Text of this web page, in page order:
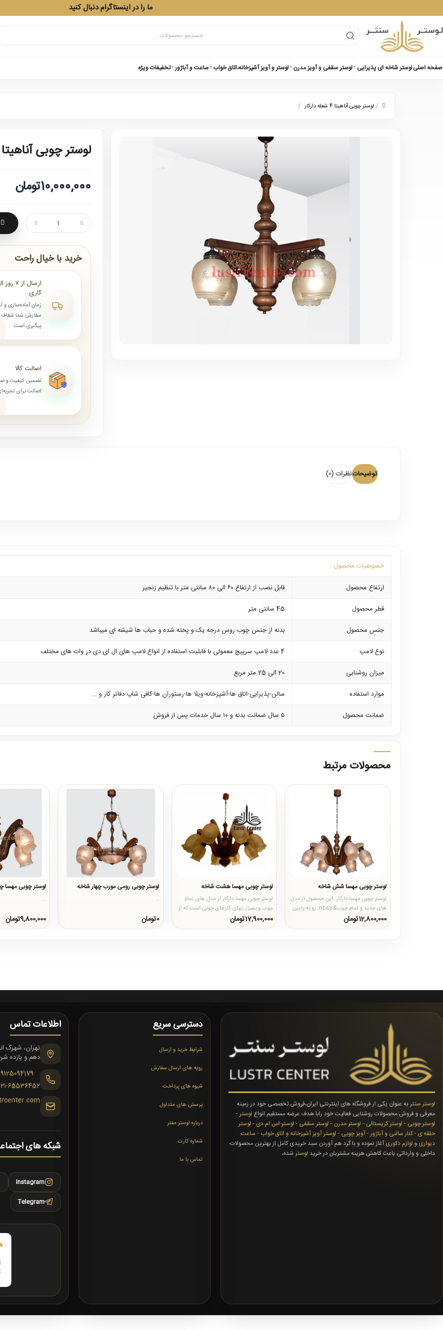
ما را در اینستاگرام دنبال کنید
صفحه اصلیلوستر شاخه ای پذیرایی لوستر سقفی و آویز مدرن لوستر و آویز آشپزخانه،اتاق خواب ساعت و آباژور تخفیفات ویژه
/ لوستر چوبی آناهیتا 4 شعله دارکار /
لوستر چوبی آناهیتا 4 شعله
10,000,000تومان
خرید با خیال راحت
کاری
زمان آماده‌سازی و
سفارش شما شفاف
پیگیری است
اصالت کالا
تضمین کیفیت و
اصالت برای
توضیحاتنظرات (0)
خصوصیات محصول
ارتفاع محصول
قابل نصب از ارتفاع ۶۰ الی ۸۰ سانتی متر با تنظیم زنجیر
قطر محصول
45 سانتی متر
جنس محصول
بدنه از جنس چوب روس درجه یک و پخته شده و حباب ها شیشه ای میباشد
نوع لامپ
4 عدد لامپ سرپیچ معمولی با قابلیت استفاده از انواع لامپ های ال ای دی در وات های مختلف
میزان روشنایی
20 الی 25 متر مربع
موارد استفاده
سالن-پذیرایی-اتاق ها-آشپزخانه-ویلا ها-رستوران ها-کافی شاپ-دفاتر کار و ...
ضمانت محصول
۵ سال ضمانت بدنه و ۱۰ سال خدمات پس از فروش
محصولات مرتبط
لوستر چوبی مهسا شش شاخه
لوستر چوبی مهسا دارکار :این محصول از مدل
های جدید و تمام چوب&nbsp; رو به پایین
کارهای چوبی میباشد که..
12,800,000تومان
لوستر چوبی مهسا هشت شاخه
لوستر چوبی مهسا دارکار از مدل های تمام
چوب و بسیار زیبای کارهای چوبی است که از
پرفروش ترین و پرطرفدا..
17,900,000تومان
لوستر چوبی رومی مورب چهار شاخه
..
0تومان
لوستر چوبی مهسا
..
9,800,000تومان
لوستر سنتربه عنوان یکی ار فروشگاه های اینترنتی ایران،فروش تخصصی خود در زمینه
معرفی و فروش محصولات روشنایی فعالیت خود رابا هدف عرضه مستقیم انواع لوستر-
لوستر چوبی - لوستر کریستالی - لوستر مدرن - لوستر سقفی - لوستر اس ام دی- لوستر
حلقه ی-کنار سالنی و آباژور-آویز چوبی - لوستر آویز آشپزخانه و اتاق خواب - ساعت
دیواری و لوازم دکوریآغاز نموده و با گرد هم آوردن سبد خریدی کامل از بهترین محصولات
داخلی و وارداتی باعث کاهش هزینه مشتریان در خرید لوسترشده،
دسترسی سریع
شرایط خرید و ارسال
رویه های ارسال سفارش
شیوه های پرداخت
پرسش های متداول
درباره لوستر سنتر
شماره کارت
تماس با ما
اطلاعات تماس
دهم و یازده
65536452
شبکه های
Instagram
Telegram